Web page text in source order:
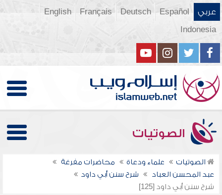
عربي Español
Deutsch
Français
English
Indonesia
الصوتيات
الصوتيات علماء ودعاة
محاضرات مفرغة
عبد المحسن العباد
شرح سنن أبي داود
شرح سنن أبي داود [125]